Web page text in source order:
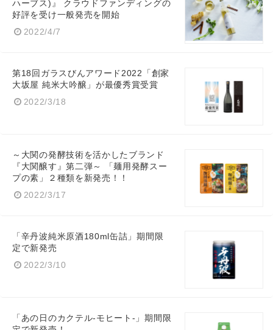
ハーブス)』 クラウドファンディングの
好評を受け一般発売を開始
2022/4/7
第18回ガラスびんアワード2022「創家
大坂屋 純米大吟醸」が最優秀賞受賞
2022/3/18
～大関の発酵技術を活かしたブランド
『大関醸す』第二弾～ 「麺用発酵スー
プの素」２種類を新発売！！
2022/3/17
「辛丹波純米原酒180ml缶詰」期間限
定で新発売
2022/3/10
「あの日のカクテル-モヒート-」期間限